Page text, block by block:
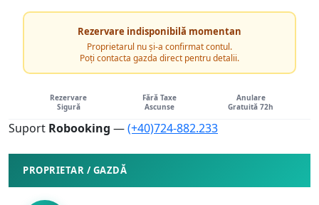
Rezervare indisponibilă momentan
Proprietarul nu și-a confirmat contul.
Poți contacta gazda direct pentru detalii.
Rezervare
Sigură
Fără Taxe
Ascunse
Anulare
Gratuită 72h
Suport Robooking —(+40)724-882.233
PROPRIETAR / GAZDĂ